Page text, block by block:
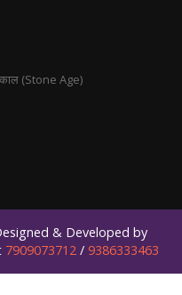
(Stone Age)
& Developed by
7909073712/ 9386333463